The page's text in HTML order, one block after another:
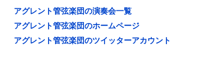
アグレント管弦楽団の演奏会一覧
アグレント管弦楽団のホームページ
アグレント管弦楽団のツイッターアカウント